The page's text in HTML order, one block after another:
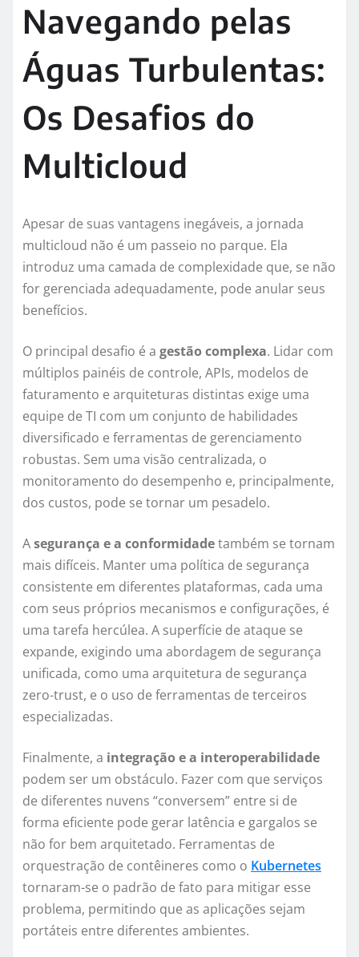
Navegando pelas
Águas Turbulentas:
Os Desafios do
Multicloud
Apesar de suas vantagens inegáveis, a jornada
multicloud não é um passeio no parque. Ela
introduz uma camada de complexidade que, se não
for gerenciada adequadamente, pode anular seus
benefícios.
O principal desafio é a gestão complexa. Lidar com
múltiplos painéis de controle, APIs, modelos de
faturamento e arquiteturas distintas exige uma
equipe de TI com um conjunto de habilidades
diversificado e ferramentas de gerenciamento
robustas. Sem uma visão centralizada, o
monitoramento do desempenho e, principalmente,
dos custos, pode se tornar um pesadelo.
Asegurança e a conformidadetambém se tornam
mais difíceis. Manter uma política de segurança
consistente em diferentes plataformas, cada uma
com seus próprios mecanismos e configurações, é
uma tarefa hercúlea. A superfície de ataque se
expande, exigindo uma abordagem de segurança
unificada, como uma arquitetura de segurança
zero-trust, e o uso de ferramentas de terceiros
especializadas.
Finalmente, a integração e a interoperabilidade
podem ser um obstáculo. Fazer com que serviços
de diferentes nuvens “conversem” entre si de
forma eficiente pode gerar latência e gargalos se
não for bem arquitetado. Ferramentas de
orquestração de contêineres como o Kubernetes
tornaram-se o padrão de fato para mitigar esse
problema, permitindo que as aplicações sejam
portáteis entre diferentes ambientes.